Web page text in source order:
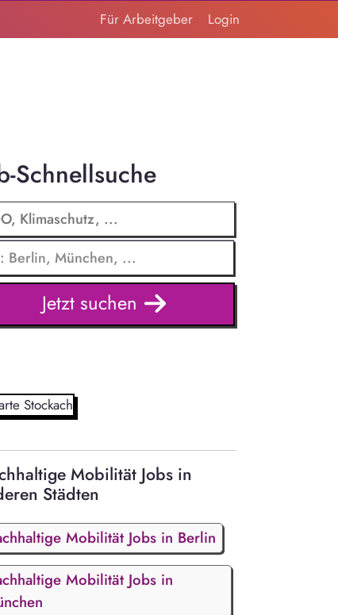
Für Arbeitgeber Login
Schnellsuche
Jetzt suchen
Mobilität Jobs in
Städten
Mobilität Jobs in Berlin
Mobilität Jobs in